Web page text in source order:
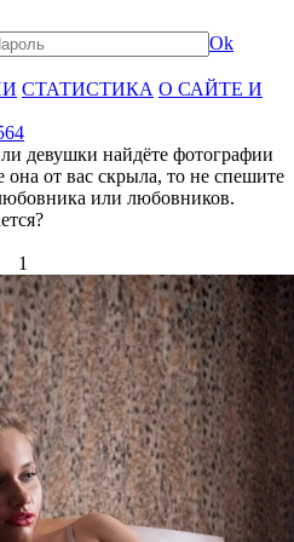
Ok
СТАТИСТИКА О САЙТЕ И
девушки найдёте фотографии
она от вас скрыла, то не спешите
или любовников.
1